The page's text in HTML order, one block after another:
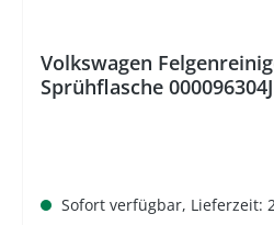
Volkswagen
Sprühflasche 000096304J
Sofort verfügbar, Lieferzeit: